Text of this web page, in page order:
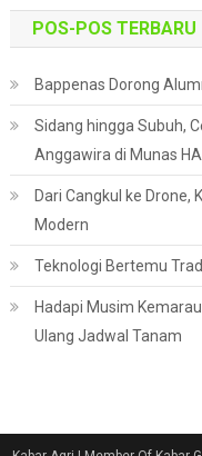
POS-POS TERBARU
Bappenas Dorong
Sidang hingga Subuh,
Anggawira di Munas HA
Dari Cangkul ke
Modern
Teknologi Bertemu
Hadapi Musim
Ulang Jadwal Tanam